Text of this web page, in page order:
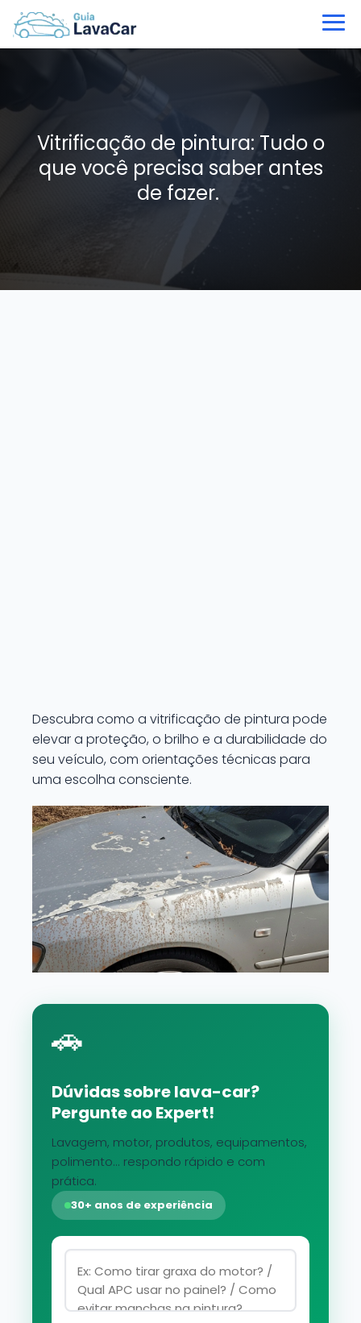
Vitrificação de pintura: Tudo o
que você precisa saber antes
de fazer.
Descubra como a vitrificação de pintura pode
elevar a proteção, o brilho e a durabilidade do
seu veículo, com orientações técnicas para
uma escolha consciente.
🚗
Dúvidas sobre lava-car?
Pergunte ao Expert!
Lavagem, motor, produtos, equipamentos,
polimento... respondo rápido e com
prática.
30+ anos de experiência